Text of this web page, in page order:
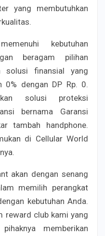
yang membutuhkan
kebutuhan
beragam pilihan
solusi finansial yang
0% dengan DP Rp. 0.
solusi proteksi
bernama Garansi
tambah handphone.
di Cellular World
akan dengan senang
memilih perangkat
kebutuhan Anda.
reward club kami yang
memberikan